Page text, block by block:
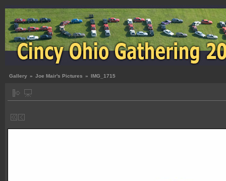
Gallery » Joe Mair's Pictures » IMG_1715